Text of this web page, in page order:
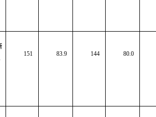
151 83.9 144 80.0